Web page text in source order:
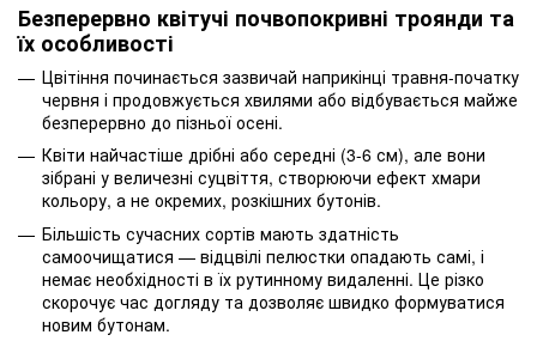
Безперервно квітучі почвопокривні троянди та
їх особливості
Цвітіння починається зазвичай наприкінці травня-початку
червня і продовжується хвилями або відбувається майже
безперервно до пізньої осені.
Квіти найчастіше дрібні або середні (3-6 см), але вони
зібрані у величезні суцвіття, створюючи ефект хмари
кольору, а не окремих, розкішних бутонів.
Більшість сучасних сортів мають здатність
самоочищатися — відцвілі пелюстки опадають самі, і
немає необхідності в їх рутинному видаленні. Це різко
скорочує час догляду та дозволяє швидко формуватися
новим бутонам.